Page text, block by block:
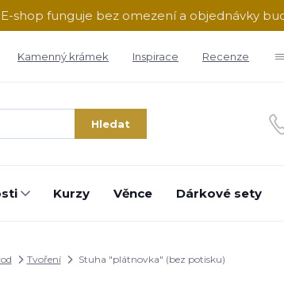
shop funguje bez omezení a objednávky
Kamenný krámek Inspirace Recenze
Hledat
Kurzy Věnce Dárkové sety
Tvoření Stuha "plátnovka" (bez potisku)